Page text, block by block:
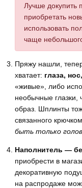
Лучше докупить
приобретать
использовать
чаще
Пряжу нашли,
хватает: глаза,
«живые», либо
необычные глазки,
образ. Шплинты
связанного
быть только
Наполнитель —
приобрести в
декоративную
на распродаже